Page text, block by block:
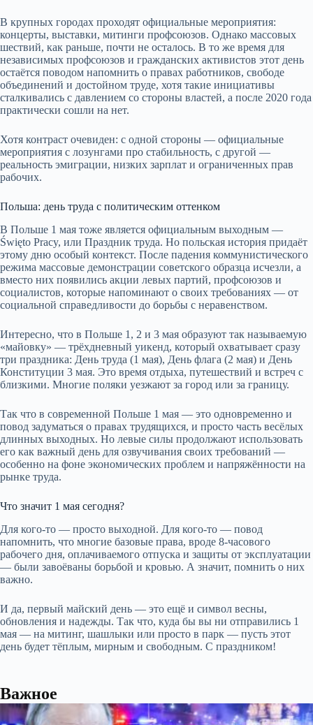
В крупных городах проходят официальные мероприятия:
концерты, выставки, митинги профсоюзов. Однако массовых
шествий, как раньше, почти не осталось. В то же время для
независимых профсоюзов и гражданских активистов этот день
остаётся поводом напомнить о правах работников, свободе
объединений и достойном труде, хотя такие инициативы
сталкивались с давлением со стороны властей, а после 2020 года
практически сошли на нет.
Хотя контраст очевиден: с одной стороны — официальные
мероприятия с лозунгами про стабильность, с другой —
реальность эмиграции, низких зарплат и ограниченных прав
рабочих.
Польша: день труда с политическим оттенком
В Польше 1 мая тоже является официальным выходным —
Święto Pracy, или Праздник труда. Но польская история придаёт
этому дню особый контекст. После падения коммунистического
режима массовые демонстрации советского образца исчезли, а
вместо них появились акции левых партий, профсоюзов и
социалистов, которые напоминают о своих требованиях — от
социальной справедливости до борьбы с неравенством.
Интересно, что в Польше 1, 2 и 3 мая образуют так называемую
«майовку» — трёхдневный уикенд, который охватывает сразу
три праздника: День труда (1 мая), День флага (2 мая) и День
Конституции 3 мая. Это время отдыха, путешествий и встреч с
близкими. Многие поляки уезжают за город или за границу.
Так что в современной Польше 1 мая — это одновременно и
повод задуматься о правах трудящихся, и просто часть весёлых
длинных выходных. Но левые силы продолжают использовать
его как важный день для озвучивания своих требований —
особенно на фоне экономических проблем и напряжённости на
рынке труда.
Что значит 1 мая сегодня?
Для кого-то — просто выходной. Для кого-то — повод
напомнить, что многие базовые права, вроде 8-часового
рабочего дня, оплачиваемого отпуска и защиты от эксплуатации
— были завоёваны борьбой и кровью. А значит, помнить о них
важно.
И да, первый майский день — это ещё и символ весны,
обновления и надежды. Так что, куда бы вы ни отправились 1
мая — на митинг, шашлыки или просто в парк — пусть этот
день будет тёплым, мирным и свободным. С праздником!
Важное